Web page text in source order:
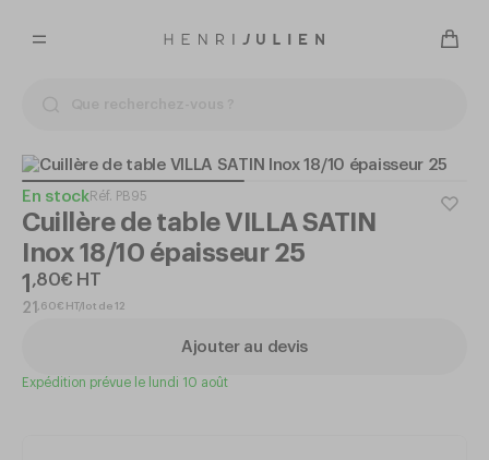
En stockRéf. PB95
Cuillère de table VILLA SATIN
Inox 18/10 épaisseur 25
1 ,80€ HT
21 60€ HT/lot de 12
Ajouter au devis
Expédition prévue le lundi 10 août